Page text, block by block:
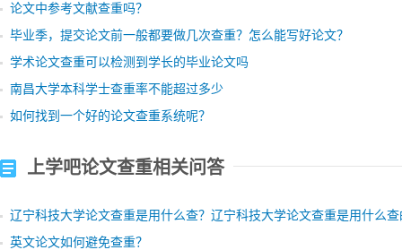
论文中参考文献查重吗？
毕业季，提交论文前一般都要做几次查重？怎么能写好论文？
学术论文查重可以检测到学长的毕业论文吗
南昌大学本科学士查重率不能超过多少
如何找到一个好的论文查重系统呢？
上学吧论文查重相关问答
辽宁科技大学论文查重是用什么查？辽宁科技大学论文查重是用什么查
英文论文如何避免查重？